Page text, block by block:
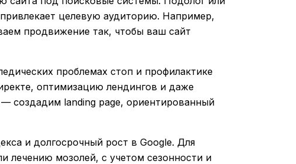
целевую аудиторию. Например,
продвижение так, чтобы ваш сайт
проблемах стоп и профилактике
оптимизацию лендингов и даже
— создадим landing page, ориентированный
и долгосрочный рост в Google. Для
лечению мозолей, с учетом сезонности и